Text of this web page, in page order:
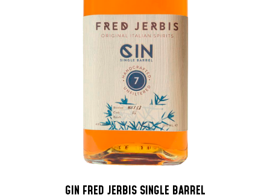
GIN FRED JERBIS SINGLE BARREL